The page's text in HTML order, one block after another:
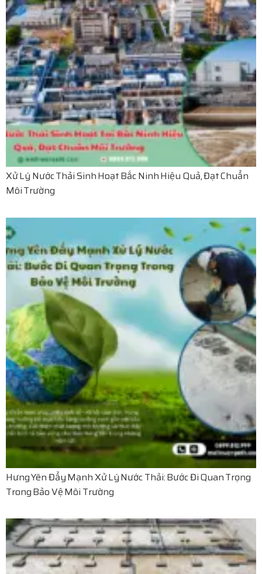
Xử Lý Nước Thải Sinh Hoạt Bắc Ninh Hiệu Quả, Đạt Chuẩn
Môi Trường
Hưng Yên Đẩy Mạnh Xử Lý Nước Thải: Bước Đi Quan Trọng
Trong Bảo Vệ Môi Trường